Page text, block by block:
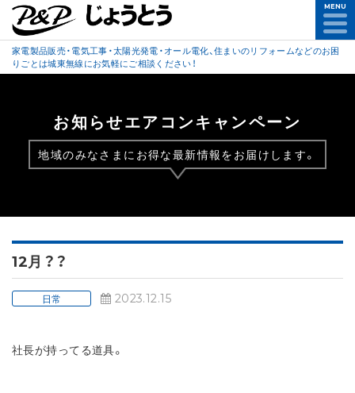
MENU
家電製品販売・電気工事・太陽光発電・オール電化、住まいのリフォームなどのお困
りごとは城東無線にお気軽にご相談ください！
お知らせエアコンキャンペーン
地域のみなさまにお得な最新情報をお届けします。
12月？？
日常 2023.12.15
社長が持ってる道具。